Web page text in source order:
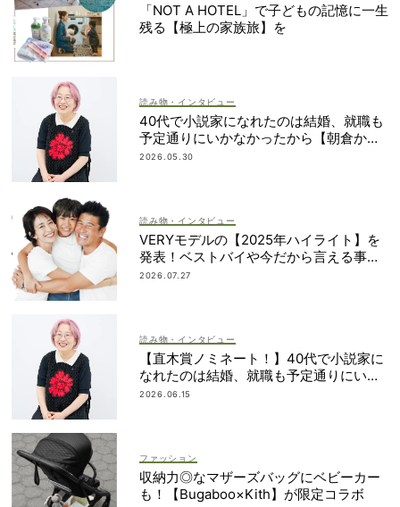
「NOT A HOTEL」で子どもの記憶に一生
残る【極上の家族旅】を
読み物・インタビュー
40代で小説家になれたのは結婚、就職も
予定通りにいかなかったから【朝倉かす
みさん】
2026.05.30
読み物・インタビュー
VERYモデルの【2025年ハイライト】を
発表！ベストバイや今だから言える事件
簿も大公開
2026.07.27
読み物・インタビュー
【直木賞ノミネート！】40代で小説家に
なれたのは結婚、就職も予定通りにいか
なかったから｜朝倉かすみさん
2026.06.15
ファッション
収納力◎なマザーズバッグにベビーカー
も！【Bugaboo×Kith】が限定コラボ